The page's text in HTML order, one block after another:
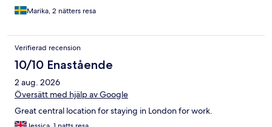
Marika, 2 nätters resa
Verifierad recension
10/10 Enastående
2 aug. 2026
Översätt med hjälp av Google
Great central location for staying in London for work.